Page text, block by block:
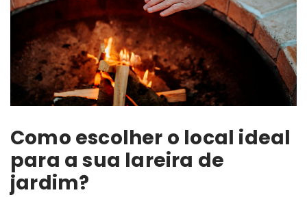
Como escolher o local ideal
para a sua lareira de
jardim?